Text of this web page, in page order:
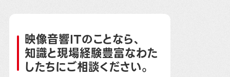
映像音響ITのことなら、
知識と現場経験豊富なわた
したちにご相談ください。